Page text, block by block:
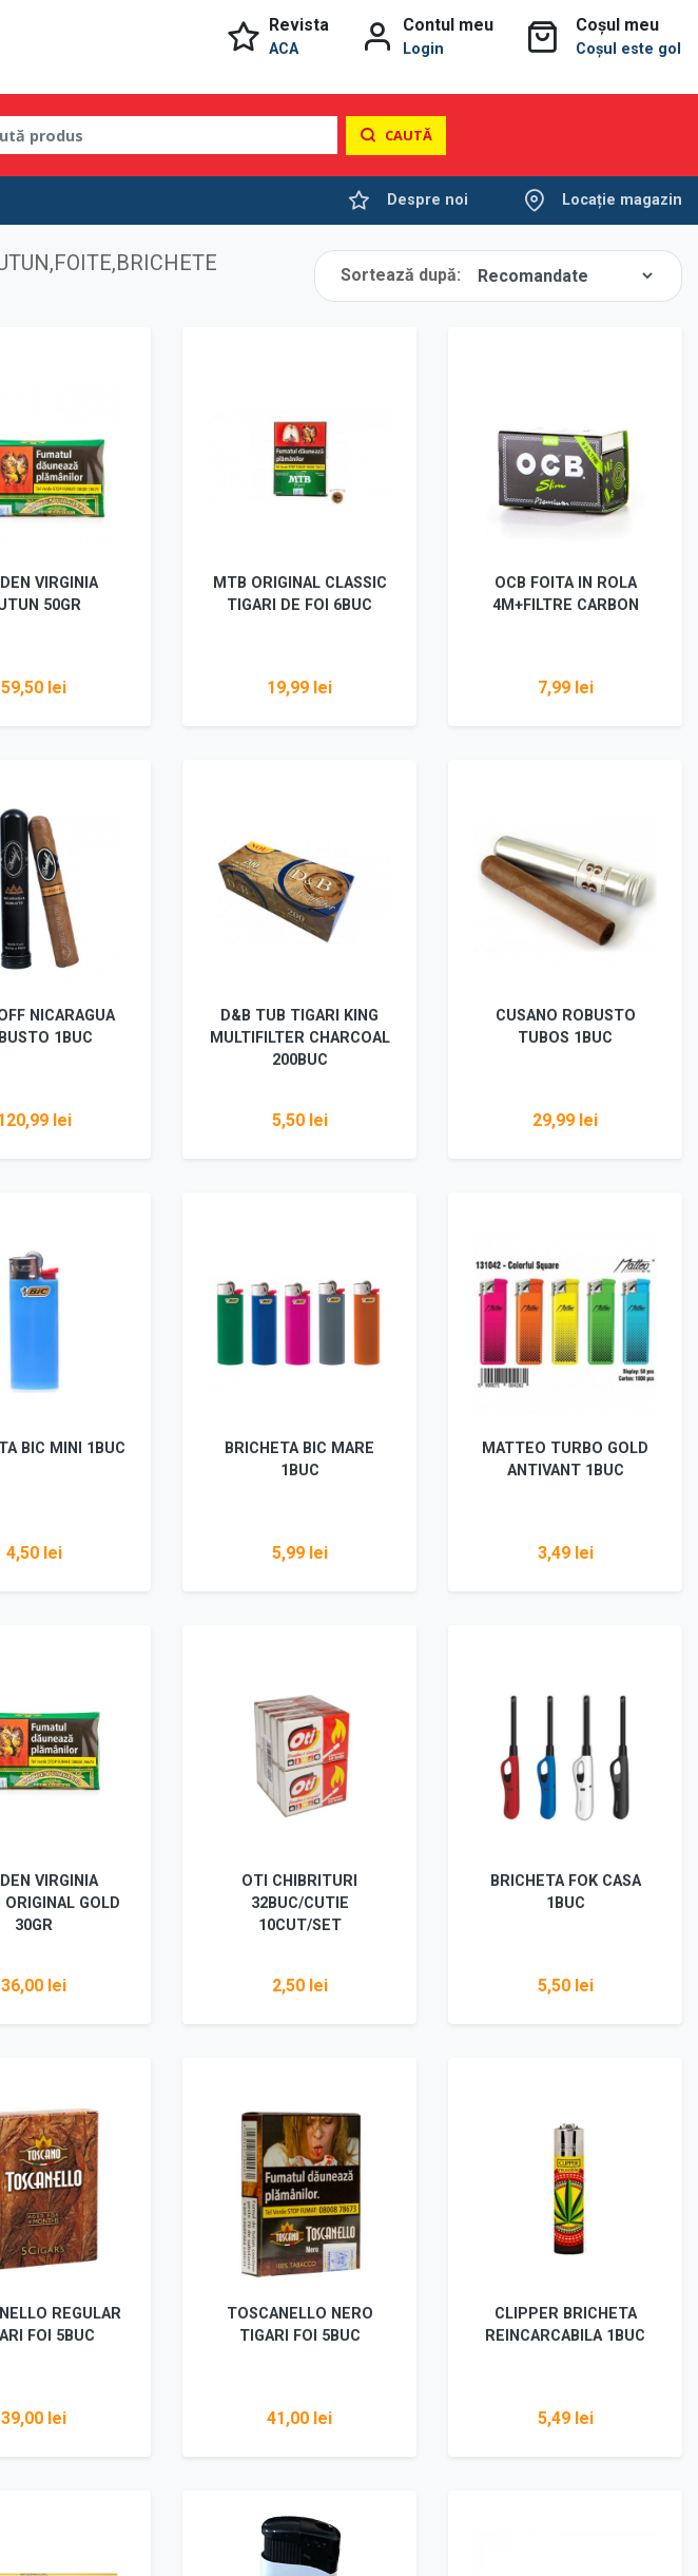
Revista
ACA
Contul meu
Login
Coșul meu
Coșul este gol
CAUTĂ
Despre noi Locație magazin
Sortează după:
VIRGINIA
50GR
59,50 lei
MTB ORIGINAL CLASSIC
TIGARI DE FOI 6BUC
19,99 lei
OCB FOITA IN ROLA
4M+FILTRE CARBON
7,99 lei
NICARAGUA
1BUC
lei
D&B TUB TIGARI KING
MULTIFILTER CHARCOAL
200BUC
5,50 lei
CUSANO ROBUSTO
TUBOS 1BUC
29,99 lei
BIC MINI 1BUC
4,50 lei
BRICHETA BIC MARE
1BUC
5,99 lei
MATTEO TURBO GOLD
ANTIVANT 1BUC
3,49 lei
VIRGINIA
GOLD
30GR
36,00 lei
OTI CHIBRITURI
32BUC/CUTIE
10CUT/SET
2,50 lei
BRICHETA FOK CASA
1BUC
5,50 lei
REGULAR
FOI 5BUC
39,00 lei
TOSCANELLO NERO
TIGARI FOI 5BUC
41,00 lei
CLIPPER BRICHETA
REINCARCABILA 1BUC
5,49 lei